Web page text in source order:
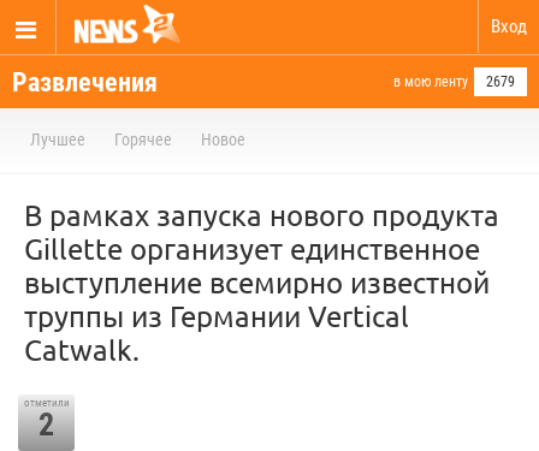
Вход
Развлечения в мою ленту 2679
Лучшее Горячее Новое
В рамках запуска нового продукта
Gillette организует единственное
выступление всемирно известной
труппы из Германии Vertical
Catwalk.
отметили
2